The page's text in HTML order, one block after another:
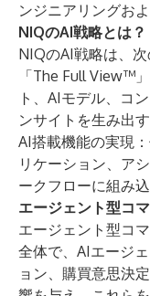
ンジニアリングお
NIQのAI戦略とは？
NIQのAI戦略は、次
「The Full View™
ト、AIモデル、コ
ンサイトを生み出す
AI搭載機能の実現
リケーション、ア
ークフローに組み
エージェント型コ
エージェント型コ
全体で、AIエージ
ョン、購買意思決